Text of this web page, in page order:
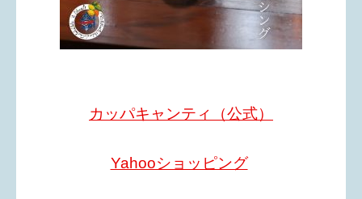
カッパキャンティ（公式）
Yahooショッピング